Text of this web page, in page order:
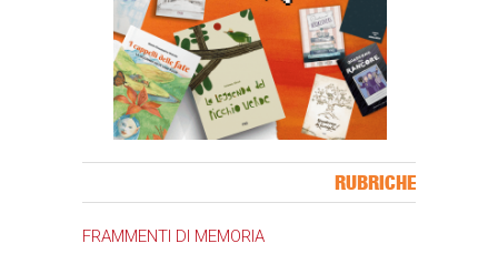
RUBRICHE
FRAMMENTI DI MEMORIA